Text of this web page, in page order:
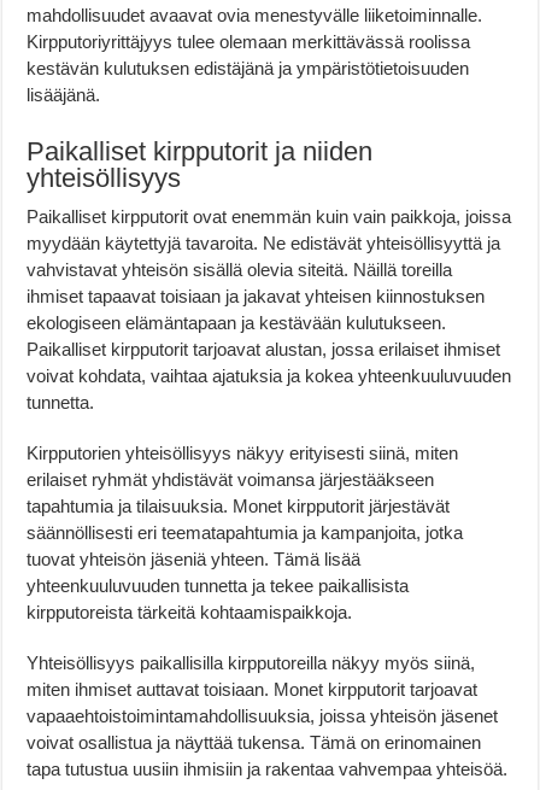
mahdollisuudet avaavat ovia menestyvälle liiketoiminnalle.
Kirpputoriyrittäjyys tulee olemaan merkittävässä roolissa
kestävän kulutuksen edistäjänä ja ympäristötietoisuuden
lisääjänä.
Paikalliset kirpputorit ja niiden
yhteisöllisyys
Paikalliset kirpputorit ovat enemmän kuin vain paikkoja, joissa
myydään käytettyjä tavaroita. Ne edistävät yhteisöllisyyttä ja
vahvistavat yhteisön sisällä olevia siteitä. Näillä toreilla
ihmiset tapaavat toisiaan ja jakavat yhteisen kiinnostuksen
ekologiseen elämäntapaan ja kestävään kulutukseen.
Paikalliset kirpputorit tarjoavat alustan, jossa erilaiset ihmiset
voivat kohdata, vaihtaa ajatuksia ja kokea yhteenkuuluvuuden
tunnetta.
Kirpputorien yhteisöllisyys näkyy erityisesti siinä, miten
erilaiset ryhmät yhdistävät voimansa järjestääkseen
tapahtumia ja tilaisuuksia. Monet kirpputorit järjestävät
säännöllisesti eri teematapahtumia ja kampanjoita, jotka
tuovat yhteisön jäseniä yhteen. Tämä lisää
yhteenkuuluvuuden tunnetta ja tekee paikallisista
kirpputoreista tärkeitä kohtaamispaikkoja.
Yhteisöllisyys paikallisilla kirpputoreilla näkyy myös siinä,
miten ihmiset auttavat toisiaan. Monet kirpputorit tarjoavat
vapaaehtoistoimintamahdollisuuksia, joissa yhteisön jäsenet
voivat osallistua ja näyttää tukensa. Tämä on erinomainen
tapa tutustua uusiin ihmisiin ja rakentaa vahvempaa yhteisöä.